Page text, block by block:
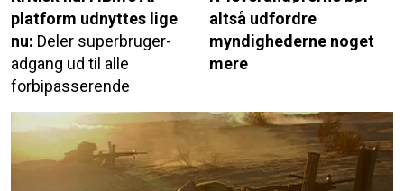
platform udnyttes lige
nu: Deler superbruger-
adgang ud til alle
forbipasserende
altså udfordre
myndighederne noget
mere